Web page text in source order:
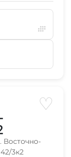
♡
Восточно-
3к2